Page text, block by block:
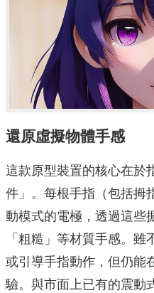
還原虛擬物體手感
這款原型裝置的核心在於
件」。每根手指（包括拇
動模式的電極，透過這些
「粗糙」等材質手感。
或引導手指動作，但仍能
驗。與市面上已有的震動